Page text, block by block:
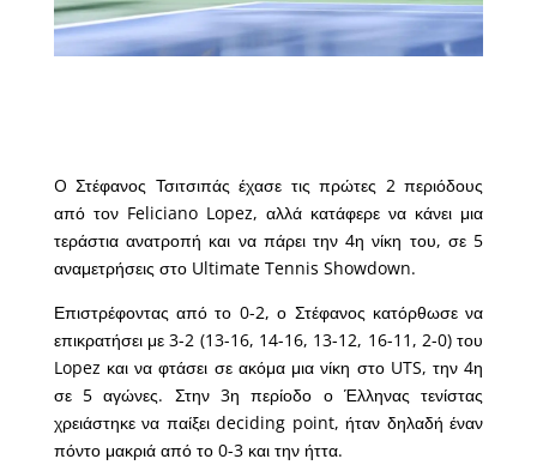
O Στέφανος Τσιτσιπάς έχασε τις πρώτες 2 περιόδους
από τον Feliciano Lopez, αλλά κατάφερε να κάνει μια
τεράστια ανατροπή και να πάρει την 4η νίκη του, σε 5
αναμετρήσεις στο Ultimate Tennis Showdown.
Επιστρέφοντας από το 0-2, ο Στέφανος κατόρθωσε να
επικρατήσει με 3-2 (13-16, 14-16, 13-12, 16-11, 2-0) του
Lopez και να φτάσει σε ακόμα μια νίκη στο UTS, την 4η
σε 5 αγώνες. Στην 3η περίοδο ο Έλληνας τενίστας
χρειάστηκε να παίξει deciding point, ήταν δηλαδή έναν
πόντο μακριά από το 0-3 και την ήττα.